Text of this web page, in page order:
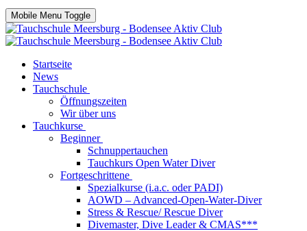
Mobile Menu Toggle
Startseite
News
Tauchschule
Öffnungszeiten
Wir über uns
Tauchkurse
Beginner
Schnuppertauchen
Tauchkurs Open Water Diver
Fortgeschrittene
Spezialkurse (i.a.c. oder PADI)
AOWD – Advanced-Open-Water-Diver
Stress & Rescue/ Rescue Diver
Divemaster, Dive Leader & CMAS***